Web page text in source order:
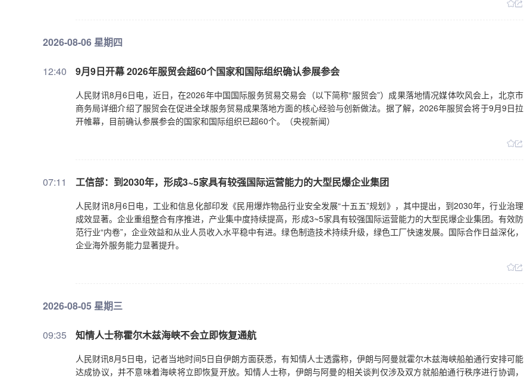
2026-08-06 星期四
12:40 9月9日开幕 2026年服贸会超60个国家和国际组织确认参展参会
人民财讯8月6日电，近日，在2026年中国国际服务贸易交易会（以下简称“服贸会”）成果落地情况媒体吹风会上，北京市
商务局详细介绍了服贸会在促进全球服务贸易成果落地方面的核心经验与创新做法。据了解，2026年服贸会将于9月9日拉
开帷幕，目前确认参展参会的国家和国际组织已超60个。（央视新闻）
07:11 工信部：到2030年，形成3~5家具有较强国际运营能力的大型民爆企业集团
人民财讯8月6日电，工业和信息化部印发《民用爆炸物品行业安全发展“十五五”规划》，其中提出，到2030年，行业治理
成效显著。企业重组整合有序推进，产业集中度持续提高，形成3~5家具有较强国际运营能力的大型民爆企业集团。有效防
范行业“内卷”，企业效益和从业人员收入水平稳中有进。绿色制造技术持续升级，绿色工厂快速发展。国际合作日益深化，
企业海外服务能力显著提升。
2026-08-05 星期三
09:35 知情人士称霍尔木兹海峡不会立即恢复通航
人民财讯8月5日电，记者当地时间5日自伊朗方面获悉，有知情人士透露称，伊朗与阿曼就霍尔木兹海峡船舶通行安排可能
达成协议，并不意味着海峡将立即恢复开放。知情人士称，伊朗与阿曼的相关谈判仅涉及双方就船舶通行秩序进行协调，